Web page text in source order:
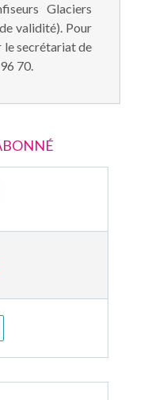
Glaciers
validité). Pour
secrétariat de
70.